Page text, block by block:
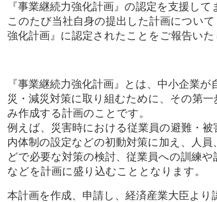
『事業継続力強化計画』の認定を支援し
このたび当社自身の提出した計画につい
強化計画』に認定されたことをご報告い
『事業継続力強化計画』とは、中小企業
災・減災対策に取り組むために、その第
み作成する計画のことです。
例えば、災害時における従業員の避難・
内体制の設定などの初動対策に加え、人
どで必要な対策の検討、従業員への訓練
などを計画に盛り込むこととなります。
本計画を作成、申請し、経済産業大臣よ